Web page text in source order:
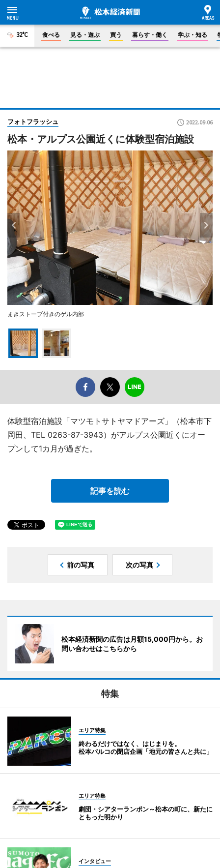
32°C 食べる 見る・遊ぶ 買う 暮らす・働く 学ぶ・知る
フォトフラッシュ 2022.09.06
松本・アルプス公園近くに体験型宿泊施設
まきストーブ付きのゲル内部
体験型宿泊施設「マツモトサトヤマドアーズ」（松本市下
岡田、TEL 0263-87-3943）がアルプス公園近くにオー
プンして1カ月が過ぎた。
記事を読む
前の写真 次の写真
松本経済新聞の広告は月額15,000円から。お
問い合わせはこちらから
特集
エリア特集
終わるだけではなく、はじまりを。
松本パルコの閉店企画「地元の皆さんと共に」
エリア特集
劇団・シアターランポン～松本の町に、新たに
ともった明かり
インタビュー